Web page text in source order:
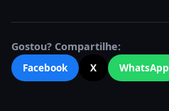
Gostou? Compartilhe:
Facebook
X WhatsApp